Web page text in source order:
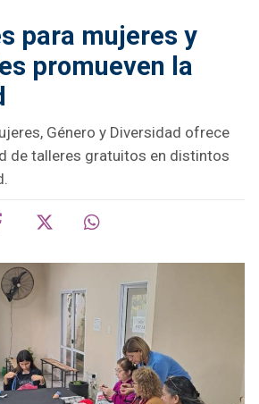
para mujeres y
promueven la
Género y Diversidad ofrece
de talleres gratuitos en distintos